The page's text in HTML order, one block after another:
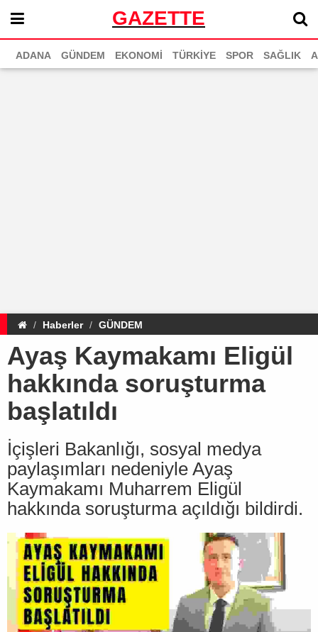
GAZETTE
ADANA GÜNDEM EKONOMİ TÜRKİYE SPOR SAĞLIK
Haberler GÜNDEM
Ayaş Kaymakamı Eligül
hakkında soruşturma
başlatıldı
İçişleri Bakanlığı, sosyal medya
paylaşımları nedeniyle Ayaş
Kaymakamı Muharrem Eligül
hakkında soruşturma açıldığı bildirdi.